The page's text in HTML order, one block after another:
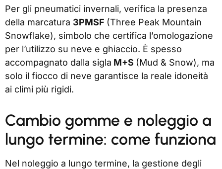
Per gli pneumatici invernali, verifica la presenza
della marcatura 3PMSF (Three Peak Mountain
Snowflake), simbolo che certifica l’omologazione
per l’utilizzo su neve e ghiaccio. È spesso
accompagnato dalla sigla M+S (Mud & Snow), ma
solo il fiocco di neve garantisce la reale idoneità
ai climi più rigidi.
Cambio gomme e noleggio a
lungo termine: come funziona
Nel noleggio a lungo termine, la gestione degli